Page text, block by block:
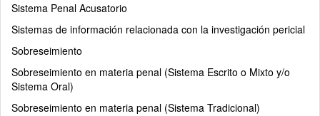
Sistema Penal Acusatorio
Sistemas de información relacionada con la investigación pericial
Sobreseimiento
Sobreseimiento en materia penal (Sistema Escrito o Mixto y/o
Sistema Oral)
Sobreseimiento en materia penal (Sistema Tradicional)